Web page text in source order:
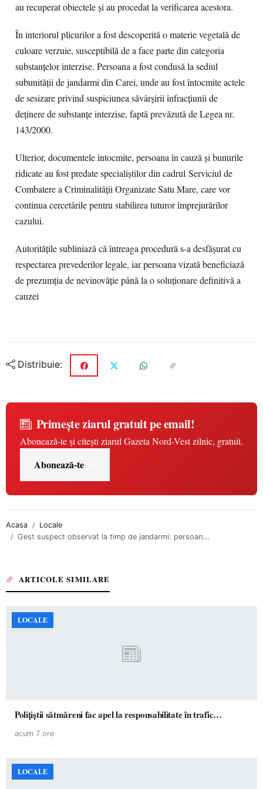
au recuperat obiectele și au procedat la verificarea acestora.
În interiorul plicurilor a fost descoperită o materie vegetală de
culoare verzuie, susceptibilă de a face parte din categoria
substanțelor interzise. Persoana a fost condusă la sediul
subunității de jandarmi din Carei, unde au fost întocmite actele
de sesizare privind suspiciunea săvârșirii infracțiunii de
deținere de substanțe interzise, faptă prevăzută de Legea nr.
143/2000.
Ulterior, documentele întocmite, persoana în cauză și bunurile
ridicate au fost predate specialiștilor din cadrul Serviciul de
Combatere a Criminalității Organizate Satu Mare, care vor
continua cercetările pentru stabilirea tuturor împrejurărilor
cazului.
Autoritățile subliniază că întreaga procedură s-a desfășurat cu
respectarea prevederilor legale, iar persoana vizată beneficiază
de prezumția de nevinovăție până la o soluționare definitivă a
cauzei
Distribuie:
Primește ziarul gratuit pe email!
Abonează-te și citești ziarul Gazeta Nord-Vest zilnic, gratuit.
Abonează-te
Acasa
Locale
Gest suspect observat la timp de jandarmi: persoan...
ARTICOLE SIMILARE
LOCALE
Polițiștii sătmăreni fac apel la responsabilitate în trafic…
acum 7 ore
LOCALE